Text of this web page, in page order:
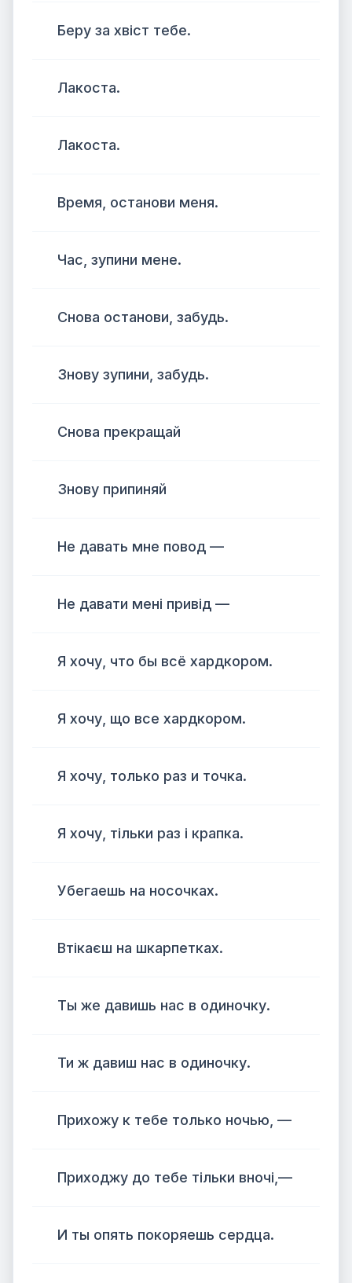
Беру за хвіст тебе.
Лакоста.
Лакоста.
Время, останови меня.
Час, зупини мене.
Снова останови, забудь.
Знову зупини, забудь.
Снова прекращай
Знову припиняй
Не давать мне повод —
Не давати мені привід —
Я хочу, что бы всё хардкором.
Я хочу, що все хардкором.
Я хочу, только раз и точка.
Я хочу, тільки раз і крапка.
Убегаешь на носочках.
Втікаєш на шкарпетках.
Ты же давишь нас в одиночку.
Ти ж давиш нас в одиночку.
Прихожу к тебе только ночью, —
Приходжу до тебе тільки вночі,—
И ты опять покоряешь сердца.